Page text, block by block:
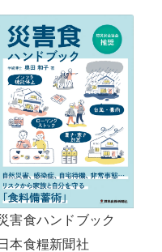
害食ハンドブック
日本食糧新聞社